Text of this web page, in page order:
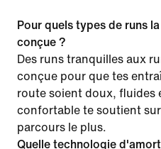
Pour quels types de runs
conçue ?
Des runs tranquilles aux
conçue pour que tes
route soient doux, fluides
confortable te soutient
parcours le plus.
Quelle technologie